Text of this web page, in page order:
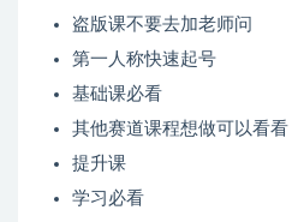
盗版课不要去加老师问
第一人称快速起号
基础课必看
其他赛道课程想做可以看看
提升课
学习必看